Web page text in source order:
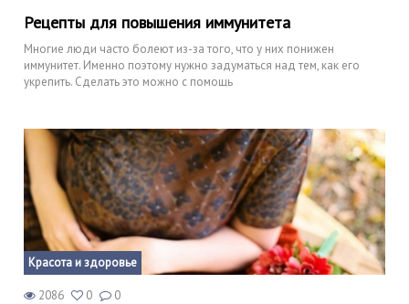
Рецепты для повышения иммунитета
Многие люди часто болеют из-за того, что у них понижен
иммунитет. Именно поэтому нужно задуматься над тем, как его
укрепить. Сделать это можно с помощь
Красота и здоровье
2086 0 0